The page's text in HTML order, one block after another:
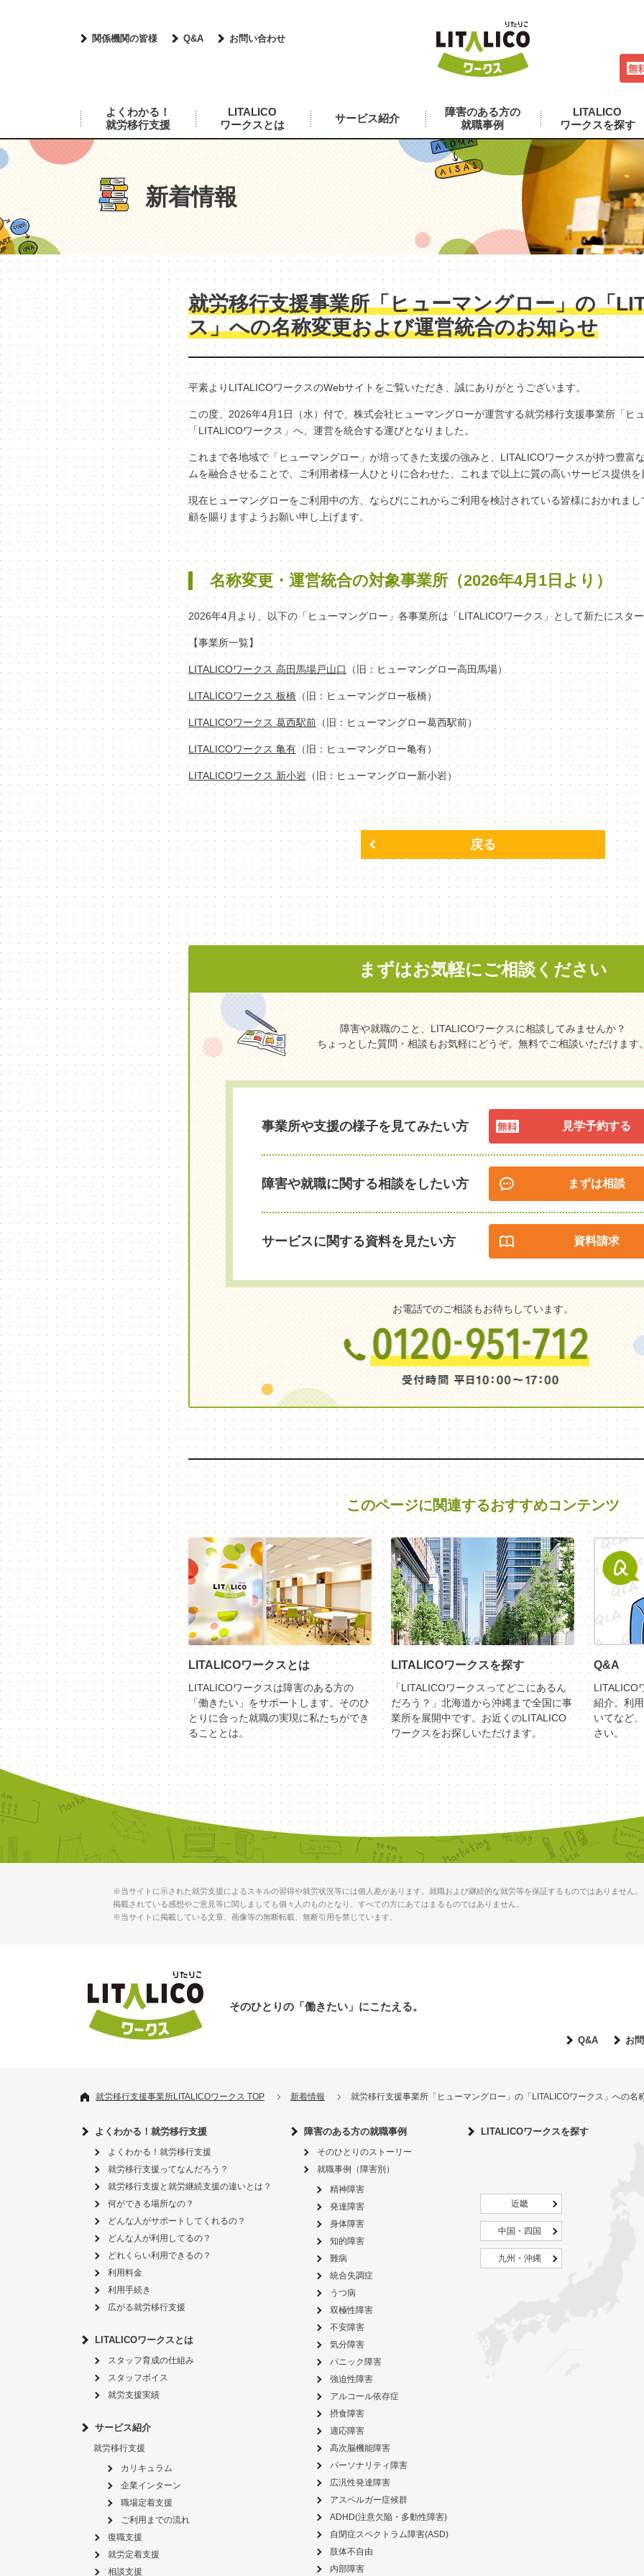
関係機関の皆様 Q&A お問い合わせ
よくわかる！
就労移行支援
LITALICO
ワークスとは
サービス紹介
障害のある方の
就職事例
LITALICO
ワークスを探す
新着情報
就労移行支援事業所「ヒューマングロー」の「
ス」への名称変更および運営統合のお知らせ
平素よりLITALICOワークスのWebサイトをご覧いただき、誠にありがとうございます。
この度、2026年4月1日（水）付で、株式会社ヒューマングローが運営する就労移行支援事業所「ヒ
「LITALICOワークス」へ、運営を統合する運びとなりました。
これまで各地域で「ヒューマングロー」が培ってきた支援の強みと、LITALICOワークスが持つ豊富
ムを融合させることで、ご利用者様一人ひとりに合わせた、これまで以上に質の高いサービス提供
現在ヒューマングローをご利用中の方、ならびにこれからご利用を検討されている皆様におかれま
顧を賜りますようお願い申し上げます。
名称変更・運営統合の対象事業所（2026年4月1日より）
2026年4月より、以下の「ヒューマングロー」各事業所は「LITALICOワークス」として新たにスタ
【事業所一覧】
LITALICOワークス 高田馬場戸山口 （旧：ヒューマングロー高田馬場）
LITALICOワークス 板橋 （旧：ヒューマングロー板橋）
LITALICOワークス 葛西駅前（旧：ヒューマングロー葛西駅前）
LITALICOワークス 亀有 （旧：ヒューマングロー亀有）
LITALICOワークス 新小岩（旧：ヒューマングロー新小岩）
戻る
まずはお気軽にご相談ください
障害や就職のこと、LITALICOワークスに相談してみませんか？
ちょっとした質問・相談もお気軽にどうぞ。無料でご相談いただけます
事業所や支援の様子を見てみたい方 見学予約する
障害や就職に関する相談をしたい方 まずは相談
サービスに関する資料を見たい方 資料請求
お電話でのご相談もお待ちしています。
このページに関連するおすすめコンテンツ
LITALICOワークスとは
LITALICOワークスは障害のある方の
「働きたい」をサポートします。そのひ
とりに合った就職の実現に私たちができ
ることとは。
LITALICOワークスを探す
「LITALICOワークスってどこにあるん
だろう？」北海道から沖縄まで全国に事
業所を展開中です。お近くのLITALICO
ワークスをお探しいただけます。
Q&A
LITALICO
紹介。利
いてなど
さい。
※当サイトに示された就労支援によるスキルの習得や就労状況等には個人差があります。就職および継続的な就労等を保証するものではありません。
掲載されている感想やご意見等に関しましても個々人のものとなり、すべての方にあてはまるものではありません。
※当サイトに掲載している文章、画像等の無断転載、無断引用を禁じています。
そのひとりの「働きたい」にこたえる。
Q&A お
就労移行支援事業所LITALICOワークス TOP 新着情報 就労移行支援事業所「ヒューマングロー」の「LITALICOワークス」への名
よくわかる！就労移行支援
よくわかる！就労移行支援
就労移行支援ってなんだろう？
就労移行支援と就労継続支援の違いとは？
何ができる場所なの？
どんな人がサポートしてくれるの？
どんな人が利用してるの？
どれくらい利用できるの？
利用料金
利用手続き
広がる就労移行支援
LITALICOワークスとは
スタッフ育成の仕組み
スタッフボイス
就労支援実績
サービス紹介
就労移行支援
カリキュラム
企業インターン
職場定着支援
ご利用までの流れ
復職支援
就労定着支援
相談支援
障害のある方の就職事例
そのひとりのストーリー
就職事例（障害別）
精神障害
発達障害
身体障害
知的障害
難病
統合失調症
うつ病
双極性障害
不安障害
気分障害
パニック障害
強迫性障害
アルコール依存症
摂食障害
適応障害
高次脳機能障害
パーソナリティ障害
広汎性発達障害
アスペルガー症候群
ADHD(注意欠陥・多動性障害)
自閉症スペクトラム障害(ASD)
肢体不自由
内部障害
LITALICOワークスを探す
近畿
中国・四国
九州・沖縄